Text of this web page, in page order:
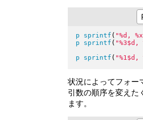
p sprintf ( "%d,
p
sprintf ( "%3$d,
p
sprintf ( "%1$d,
状況によってフォー
引数の順序を変えた
ます。